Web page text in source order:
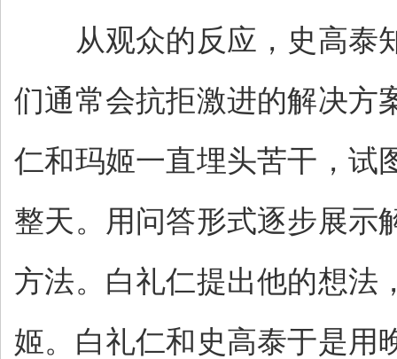
从观众的反应，史高泰知
们通常会抗拒激进的解决方
仁和玛姬一直埋头苦干，试
整天。用问答形式逐步展示
方法。白礼仁提出他的想法
姬。白礼仁和史高泰于是用